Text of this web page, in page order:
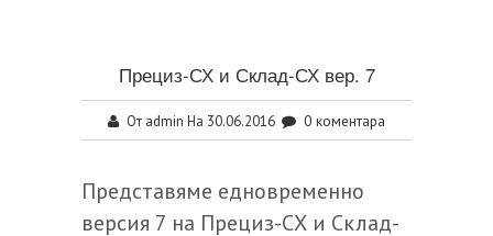
Прециз-СХ и Склад-СХ вер. 7
От admin На 30.06.2016 0 коментара
Представяме едновременно
версия 7 на Прециз-СХ и Склад-